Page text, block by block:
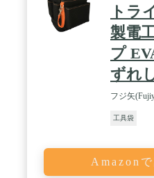
トラ
製電
プ
ずれ
フジ矢
工具袋
Amazon